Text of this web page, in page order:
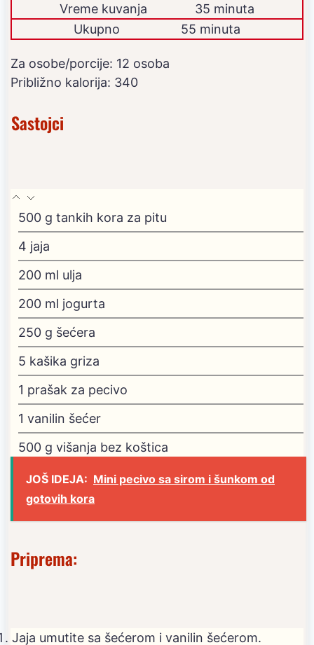
Vreme kuvanja
35 minuta
Ukupno
55 minuta
Za osobe/porcije: 12 osoba
Približno kalorija: 340
Sastojci
500 g tankih kora za pitu
4 jaja
200 ml ulja
200 ml jogurta
250 g šećera
5 kašika griza
1 prašak za pecivo
1 vanilin šećer
500 g višanja bez koštica
JOŠ IDEJA: Mini pecivo sa sirom i šunkom od
gotovih kora
Priprema:
Jaja umutite sa šećerom i vanilin šećerom.